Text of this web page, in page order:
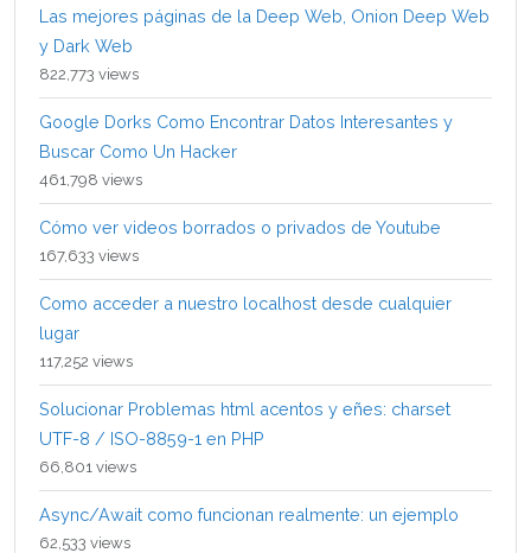
Las mejores páginas de la Deep Web, Onion Deep Web
y Dark Web
822,773 views
Google Dorks Como Encontrar Datos Interesantes y
Buscar Como Un Hacker
461,798 views
Cómo ver videos borrados o privados de Youtube
167,633 views
Como acceder a nuestro localhost desde cualquier
lugar
117,252 views
Solucionar Problemas html acentos y eñes: charset
UTF-8 / ISO-8859-1 en PHP
66,801 views
Async/Await como funcionan realmente: un ejemplo
62,533 views